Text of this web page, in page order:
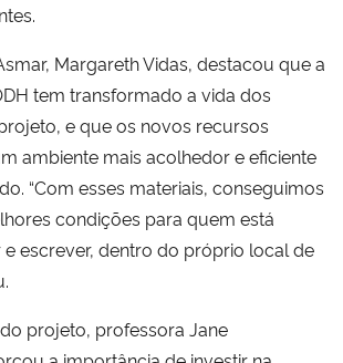
Margareth Vidas, destacou que a
tem transformado a vida dos
e que os novos recursos
ambiente mais acolhedor e eficiente
“Com esses materiais, conseguimos
condições para quem está
escrever, dentro do próprio local de
projeto, professora Jane